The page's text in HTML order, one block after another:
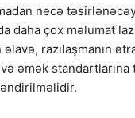
necə
daha çox məlumat
əlavə, razılaşmanın
əmək standartlarına